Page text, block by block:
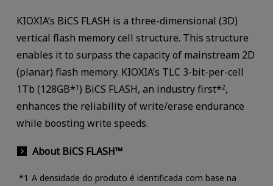
KIOXIA’s BiCS FLASH is a three-dimensional (3D)
vertical flash memory cell structure. This structure
enables it to surpass the capacity of mainstream 2D
(planar) flash memory. KIOXIA’s TLC 3-bit-per-cell
1Tb (128GB*1) BiCS FLASH, an industry first*2,
enhances the reliability of write/erase endurance
while boosting write speeds.
About BiCS FLASH™
A densidade do produto é identificada com base na